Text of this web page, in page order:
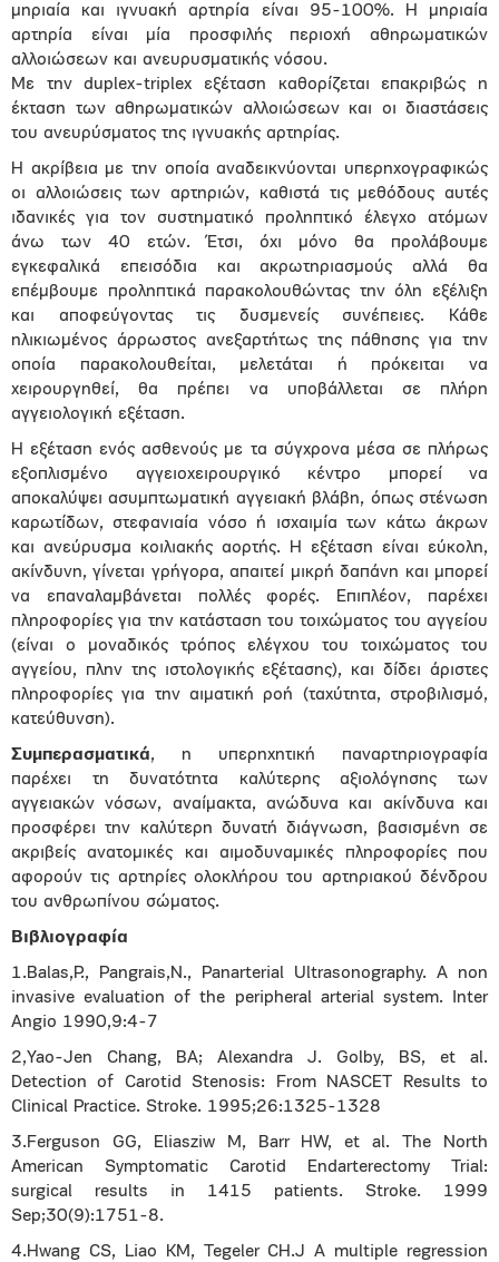
μηριαία και ιγνυακή αρτηρία είναι 95-100%. Η μηριαία
αρτηρία είναι μία προσφιλής περιοχή αθηρωματικών
αλλοιώσεων και ανευρυσματικής νόσου.
Με την duplex-triplex εξέταση καθορίζεται επακριβώς η
έκταση των αθηρωματικών αλλοιώσεων και οι διαστάσεις
του ανευρύσματος της ιγνυακής αρτηρίας.
Η ακρίβεια με την οποία αναδεικνύονται υπερηχογραφικώς
οι αλλοιώσεις των αρτηριών, καθιστά τις μεθόδους αυτές
ιδανικές για τον συστηματικό προληπτικό έλεγχο ατόμων
άνω των 40 ετών. Έτσι, όχι μόνο θα προλάβουμε
εγκεφαλικά επεισόδια και ακρωτηριασμούς αλλά θα
επέμβουμε προληπτικά παρακολουθώντας την όλη εξέλιξη
και αποφεύγοντας τις δυσμενείς συνέπειες. Κάθε
ηλικιωμένος άρρωστος ανεξαρτήτως της πάθησης για την
οποία παρακολουθείται, μελετάται ή πρόκειται να
χειρουργηθεί, θα πρέπει να υποβάλλεται σε πλήρη
αγγειολογική εξέταση.
Η εξέταση ενός ασθενούς με τα σύγχρονα μέσα σε πλήρως
εξοπλισμένο αγγειοχειρουργικό κέντρο μπορεί να
αποκαλύψει ασυμπτωματική αγγειακή βλάβη, όπως στένωση
καρωτίδων, στεφανιαία νόσο ή ισχαιμία των κάτω άκρων
και ανεύρυσμα κοιλιακής αορτής. Η εξέταση είναι εύκολη,
ακίνδυνη, γίνεται γρήγορα, απαιτεί μικρή δαπάνη και μπορεί
να επαναλαμβάνεται πολλές φορές. Επιπλέον, παρέχει
πληροφορίες για την κατάσταση του τοιχώματος του αγγείου
(είναι ο μοναδικός τρόπος ελέγχου του τοιχώματος του
αγγείου, πλην της ιστολογικής εξέτασης), και δίδει άριστες
πληροφορίες για την αιματική ροή (ταχύτητα, στροβιλισμό,
κατεύθυνση).
Συμπερασματικά, η υπερηχητική παναρτηριογραφία
παρέχει τη δυνατότητα καλύτερης αξιολόγησης των
αγγειακών νόσων, αναίμακτα, ανώδυνα και ακίνδυνα και
προσφέρει την καλύτερη δυνατή διάγνωση, βασισμένη σε
ακριβείς ανατομικές και αιμοδυναμικές πληροφορίες που
αφορούν τις αρτηρίες ολοκλήρου του αρτηριακού δένδρου
του ανθρωπίνου σώματος.
Βιβλιογραφία
1.Balas,P., Pangrais,N., Panarterial Ultrasonography. A non
invasive evaluation of the peripheral arterial system. Inter
Angio 1990,9:4-7
2,Yao-Jen Chang, BA; Alexandra J. Golby, BS, et al.
Detection of Carotid Stenosis: From NASCET Results to
Clinical Practice. Stroke. 1995;26:1325-1328
3.Ferguson GG, Eliasziw M, Barr HW, et al. The North
American Symptomatic Carotid Endarterectomy Trial:
surgical results in 1415 patients. Stroke. 1999
Sep;30(9):1751-8.
4.Hwang CS, Liao KM, Tegeler CH.J A multiple regression